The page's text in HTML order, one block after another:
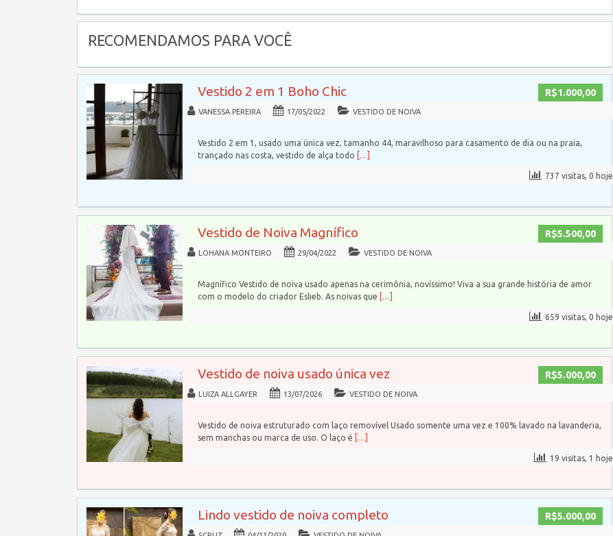
RECOMENDAMOS PARA VOCÊ
R$1.000,00
Vestido 2 em 1 Boho Chic
VANESSA PEREIRA 17/05/2022 VESTIDO DE NOIVA
Vestido 2 em 1, usado uma única vez, tamanho 44, maravilhoso para casamento de dia ou na praia,
trançado nas costa, vestido de alça todo […]
737 visitas, 0 hoje
R$5.500,00
Vestido de Noiva Magnífico
LOHANA MONTEIRO 29/04/2022 VESTIDO DE NOIVA
Magnífico Vestido de noiva usado apenas na cerimônia, novíssimo! Viva a sua grande história de amor
com o modelo do criador Eslieb. As noivas que […]
659 visitas, 0 hoje
R$5.000,00
Vestido de noiva usado única vez
LUIZA ALLGAYER 13/07/2026 VESTIDO DE NOIVA
Vestido de noiva estruturado com laço removível Usado somente uma vez e 100% lavado na lavanderia,
sem manchas ou marca de uso. O laço é […]
19 visitas, 1 hoje
R$5.000,00
Lindo vestido de noiva completo